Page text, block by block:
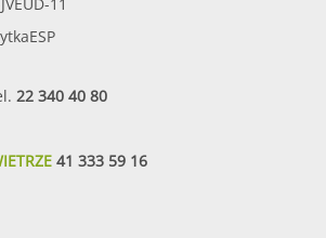
22 340 40 80
41 333 59 16